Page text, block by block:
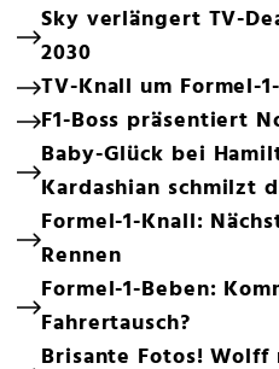
Sky verlängert TV-
2030
TV-Knall um Formel-
F1-Boss präsentiert
Baby-Glück bei
Kardashian schmilzt
Formel-1-Knall:
Rennen
Formel-1-Beben:
Fahrertausch?
Brisante Fotos!